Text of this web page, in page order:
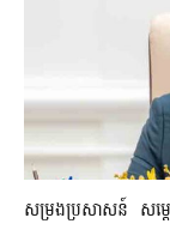
សម្រងប្រសាសន៍ សម្ដ